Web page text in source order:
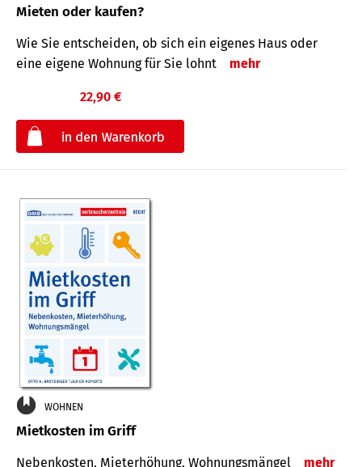
Mieten oder kaufen?
Wie Sie entscheiden, ob sich ein eigenes Haus oder
eine eigene Wohnung für Sie lohnt
mehr
22,90 €
WOHNEN
Mietkosten im Griff
Nebenkosten, Mieterhöhung, Wohnungsmängel mehr